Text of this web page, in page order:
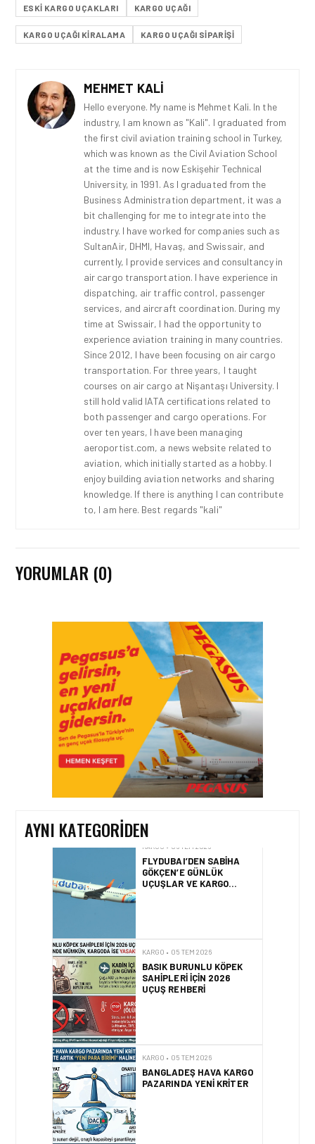
ESKI KARGO UÇAKLARI KARGO UÇAĞI
KARGO UÇAĞI KIRALAMA KARGO UÇAĞI SIPARIŞI
MEHMET KALI
Hello everyone. My name is Mehmet Kali. In the
industry, I am known as "Kali". I graduated from
the first civil aviation training school in Turkey,
which was known as the Civil Aviation School
at the time and is now Eskişehir Technical
University, in 1991. As I graduated from the
Business Administration department, it was a
bit challenging for me to integrate into the
industry. I have worked for companies such as
SultanAir, DHMI, Havaş, and Swissair, and
currently, I provide services and consultancy in
air cargo transportation. I have experience in
dispatching, air traffic control, passenger
services, and aircraft coordination. During my
time at Swissair, I had the opportunity to
experience aviation training in many countries.
Since 2012, I have been focusing on air cargo
transportation. For three years, I taught
courses on air cargo at Nişantaşı University. I
still hold valid IATA certifications related to
both passenger and cargo operations. For
over ten years, I have been managing
aeroportist.com, a news website related to
aviation, which initially started as a hobby. I
enjoy building aviation networks and sharing
knowledge. If there is anything I can contribute
to, I am here. Best regards "kali"
YORUMLAR (0)
AYNI KATEGORIDEN
KARGO • 26 TEM 2026
HONG KONG VE ÇIN’DEN
AVRUPA’YA HAVA
KARGODA SERT DÜŞÜŞ
KARGO • 08 TEM 2026
TURHAN ÖZEN SAUDI
CARGO CHIEF
COMMERCIAL OFFICER
OLDU
KARGO • 06 TEM 2026
FLYDUBAI’DEN SABIHA
GÖKÇEN’E GÜNLÜK
UÇUŞLAR VE KARGO
KARGO • 05 TEM 2026
BASIK BURUNLU KÖPEK
SAHIPLERI IÇIN 2026
UÇUŞ REHBERI
KARGO • 05 TEM 2026
BANGLADEŞ HAVA KARGO
PAZARINDA YENI KRITER